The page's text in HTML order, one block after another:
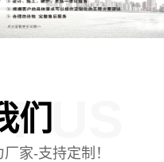
们US
家-支持定制！